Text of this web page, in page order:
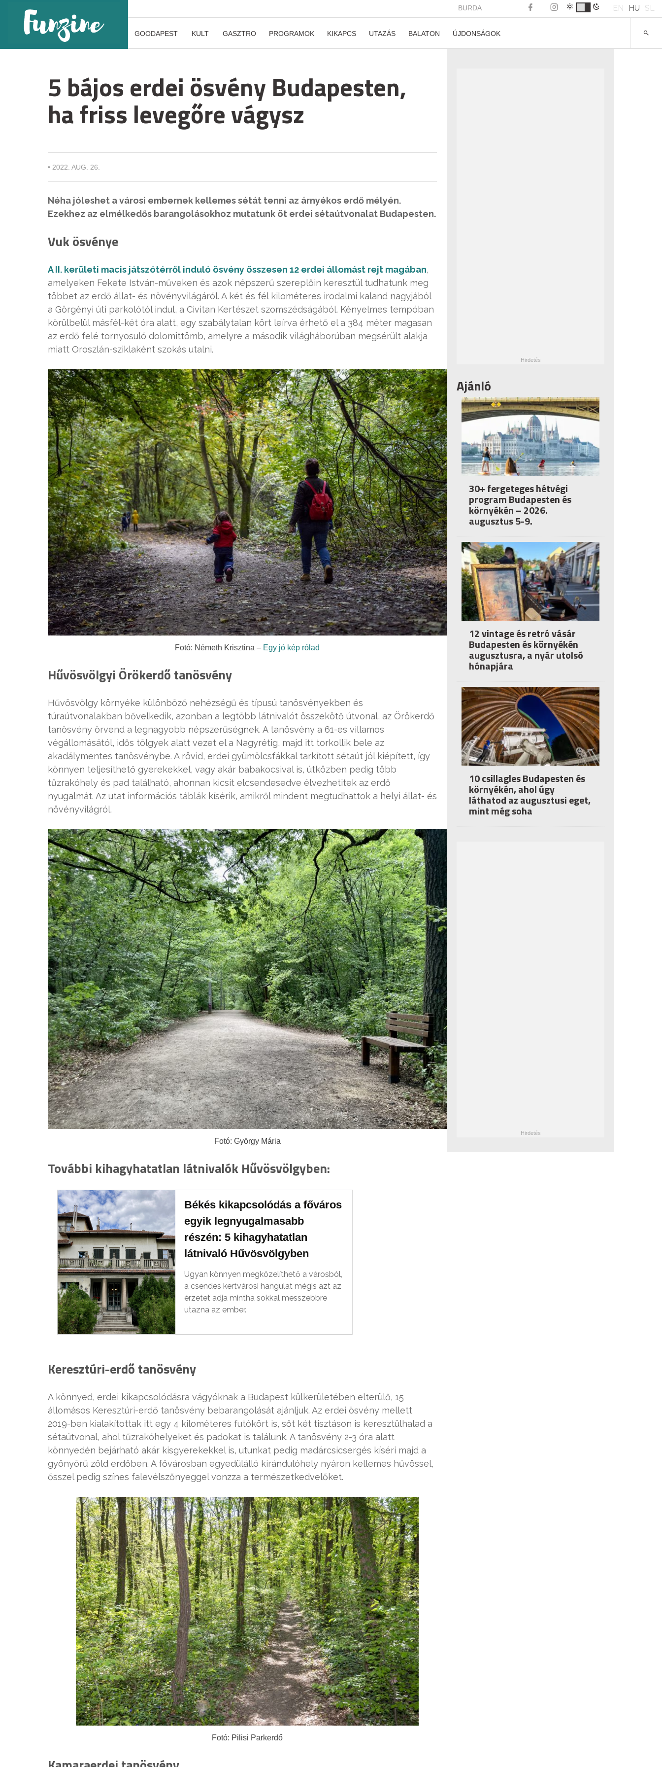
BURDA EN HU SL
GOODAPEST KULT GASZTRO PROGRAMOK KIKAPCS UTAZÁS BALATON ÚJDONSÁGOK
5 bájos erdei ösvény Budapesten,
ha friss levegőre vágysz
• 2022. AUG. 26.
Néha jóleshet a városi embernek kellemes sétát tenni az árnyékos erdő mélyén.
Ezekhez az elmélkedős barangolásokhoz mutatunk öt erdei sétaútvonalat Budapesten.
Vuk ösvénye
A II. kerületi macis játszótérről induló ösvény összesen 12 erdei állomást rejt magában,
amelyeken Fekete István-műveken és azok népszerű szereplőin keresztül tudhatunk meg
többet az erdő állat- és növényvilágáról. A két és fél kilométeres irodalmi kaland nagyjából
a Görgényi úti parkolótól indul, a Civitan Kertészet szomszédságából. Kényelmes tempóban
körülbelül másfél-két óra alatt, egy szabálytalan kört leírva érhető el a 384 méter magasan
az erdő felé tornyosuló dolomittömb, amelyre a második világháborúban megsérült alakja
miatt Oroszlán-sziklaként szokás utalni.
Fotó: Németh Krisztina – Egy jó kép rólad
Hűvösvölgyi Örökerdő tanösvény
Hűvösvölgy környéke különböző nehézségű és típusú tanösvényekben és
túraútvonalakban bővelkedik, azonban a legtöbb látnivalót összekötő útvonal, az Örökerdő
tanösvény örvend a legnagyobb népszerűségnek. A tanösvény a 61-es villamos
végállomásától, idős tölgyek alatt vezet el a Nagyrétig, majd itt torkollik bele az
akadálymentes tanösvénybe. A rövid, erdei gyümölcsfákkal tarkított sétaút jól kiépített, így
könnyen teljesíthető gyerekekkel, vagy akár babakocsival is, útközben pedig több
tűzrakóhely és pad található, ahonnan kicsit elcsendesedve élvezhetitek az erdő
nyugalmát. Az utat információs táblák kísérik, amikről mindent megtudhattok a helyi állat- és
növényvilágról.
Fotó: György Mária
További kihagyhatatlan látnivalók Hűvösvölgyben:
Békés kikapcsolódás a főváros
egyik legnyugalmasabb
részén: 5 kihagyhatatlan
látnivaló Hűvösvölgyben
Ugyan könnyen megközelíthető a városból,
a csendes kertvárosi hangulat mégis azt az
érzetet adja mintha sokkal messzebbre
utazna az ember.
Keresztúri-erdő tanösvény
A könnyed, erdei kikapcsolódásra vágyóknak a Budapest külkerületében elterülő, 15
állomásos Keresztúri-erdő tanösvény bebarangolását ajánljuk. Az erdei ösvény mellett
2019-ben kialakítottak itt egy 4 kilométeres futókört is, sőt két tisztáson is keresztülhalad a
sétaútvonal, ahol tűzrakóhelyeket és padokat is találunk. A tanösvény 2-3 óra alatt
könnyedén bejárható akár kisgyerekekkel is, utunkat pedig madárcsicsergés kíséri majd a
gyönyörű zöld erdőben. A fővárosban egyedülálló kirándulóhely nyáron kellemes hűvössel,
ősszel pedig színes falevélszőnyeggel vonzza a természetkedvelőket.
Fotó: Pilisi Parkerdő
Ajánló
30+ fergeteges hétvégi
program Budapesten és
környékén – 2026.
augusztus 5-9.
12 vintage és retró vásár
Budapesten és környékén
augusztusra, a nyár utolsó
hónapjára
10 csillagles Budapesten és
környékén, ahol úgy
láthatod az augusztusi eget,
mint még soha